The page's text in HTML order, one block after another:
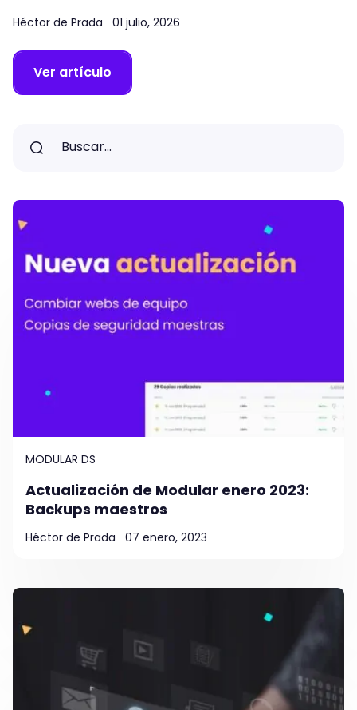
Héctor de Prada 01 julio, 2026
Ver artículo
Buscar...
Buscar
MODULAR DS
Actualización de Modular enero 2023:
Backups maestros
Héctor de Prada 07 enero, 2023